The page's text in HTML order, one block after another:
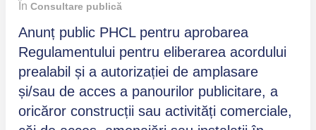
În Consultare publică
Anunț public PHCL pentru aprobarea
Regulamentului pentru eliberarea acordului
prealabil și a autorizației de amplasare
și/sau de acces a panourilor publicitare, a
oricăror construcții sau activități comerciale,